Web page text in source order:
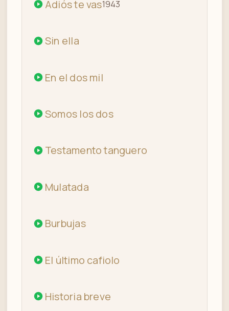
Adiós te vas1943
Sin ella
En el dos mil
Somos los dos
Testamento tanguero
Mulatada
Burbujas
El último cafiolo
Historia breve